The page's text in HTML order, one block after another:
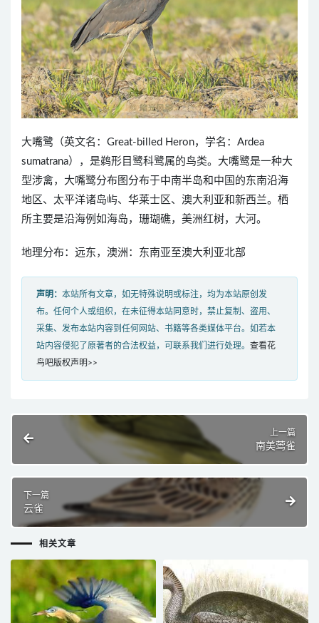
大嘴鹭（英文名：Great-billed Heron，学名：Ardea
sumatrana），是鹈形目鹭科鹭属的鸟类。大嘴鹭是一种大
型涉禽，大嘴鹭分布图分布于中南半岛和中国的东南沿海
地区、太平洋诸岛屿、华莱士区、澳大利亚和新西兰。栖
所主要是沿海例如海岛，珊瑚礁，美洲红树，大河。
地理分布：远东，澳洲：东南亚至澳大利亚北部
声明： 本站所有文章，如无特殊说明或标注，均为本站原创发
布。任何个人或组织，在未征得本站同意时，禁止复制、盗用、
采集、发布本站内容到任何网站、书籍等各类媒体平台。如若本
站内容侵犯了原著者的合法权益，可联系我们进行处理。 查看花
鸟吧版权声明>>
上一篇
南美莺雀
下一篇
云雀
相关文章